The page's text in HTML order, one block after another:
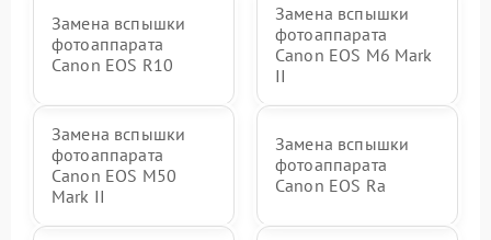
Замена вспышки
фотоаппарата
Canon EOS R10
Замена вспышки
фотоаппарата
Canon EOS M6 Mark
II
Замена вспышки
фотоаппарата
Canon EOS M50
Mark II
Замена вспышки
фотоаппарата
Canon EOS Ra